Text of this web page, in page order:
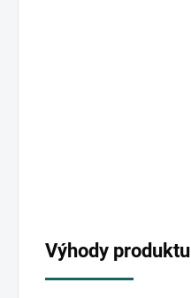
Výhody produktu